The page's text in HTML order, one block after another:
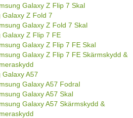
Galaxy Z Flip 7 Skal
Galaxy Z Fold 7
Galaxy Z Fold 7 Skal
Galaxy Z Flip 7 FE
Galaxy Z Flip 7 FE Skal
Galaxy Z Flip 7 FE Skärmskydd &
Galaxy A57
Galaxy A57 Fodral
Galaxy A57 Skal
Galaxy A57 Skärmskydd &